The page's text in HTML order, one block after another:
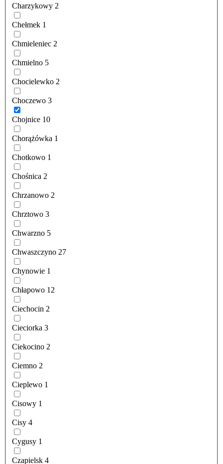
Charzykowy 2
Chełmek 1
Chmieleniec 2
Chmielno 5
Chocielewko 2
Choczewo 3
Chojnice 10
Chorążówka 1
Chotkowo 1
Chośnica 2
Chrzanowo 2
Chrztowo 3
Chwarzno 5
Chwaszczyno 27
Chynowie 1
Chłapowo 12
Ciechocin 2
Cieciorka 3
Ciekocino 2
Ciemno 2
Cieplewo 1
Cisowy 1
Cisy 4
Cygusy 1
Czapielsk 4